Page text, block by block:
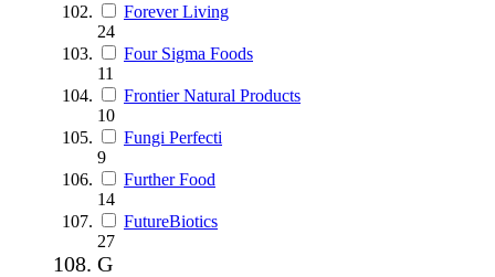
Forever Living
24
Four Sigma Foods
11
Frontier Natural Products
10
Fungi Perfecti
9
Further Food
14
FutureBiotics
27
G